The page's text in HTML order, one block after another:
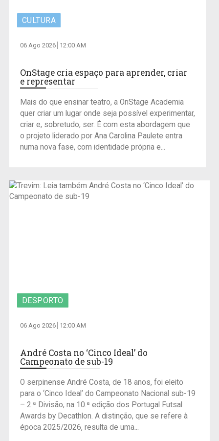
CULTURA
06 Ago 2026 12:00 AM
OnStage cria espaço para aprender, criar
e representar
Mais do que ensinar teatro, a OnStage Academia
quer criar um lugar onde seja possível experimentar,
criar e, sobretudo, ser. É com esta abordagem que
o projeto liderado por Ana Carolina Paulete entra
numa nova fase, com identidade própria e...
DESPORTO
06 Ago 2026 12:00 AM
André Costa no ‘Cinco Ideal’ do
Campeonato de sub-19
O serpinense André Costa, de 18 anos, foi eleito
para o ‘Cinco Ideal’ do Campeonato Nacional sub-19
– 2.ª Divisão, na 10.ª edição dos Portugal Futsal
Awards by Decathlon. A distinção, que se refere à
época 2025/2026, resulta de uma...